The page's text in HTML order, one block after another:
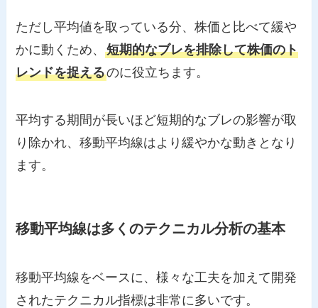
ただし平均値を取っている分、株価と比べて緩や
かに動くため、短期的なブレを排除して株価のト
レンドを捉えるのに役立ちます。
平均する期間が長いほど短期的なブレの影響が取
り除かれ、移動平均線はより緩やかな動きとなり
ます。
移動平均線は多くのテクニカル分析の基本
移動平均線をベースに、様々な工夫を加えて開発
されたテクニカル指標は非常に多いです。